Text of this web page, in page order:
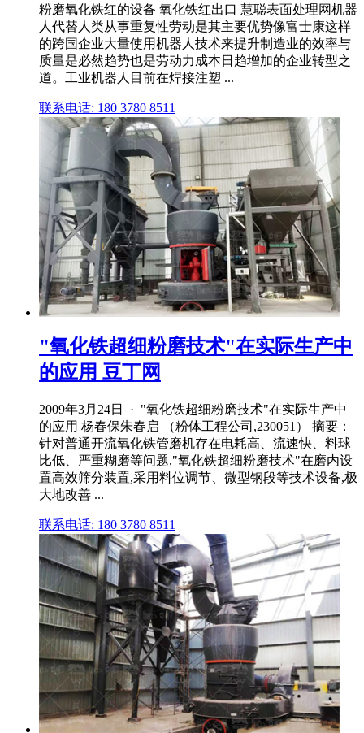
粉磨氧化铁红的设备 氧化铁红出口 慧聪表面处理网机器
人代替人类从事重复性劳动是其主要优势像富士康这样
的跨国企业大量使用机器人技术来提升制造业的效率与
质量是必然趋势也是劳动力成本日趋增加的企业转型之
道。工业机器人目前在焊接注塑 ...
联系电话: 180 3780 8511
"氧化铁超细粉磨技术"在实际生产中
的应用 豆丁网
2009年3月24日 · "氧化铁超细粉磨技术"在实际生产中
的应用 杨春保朱春启 （粉体工程公司,230051） 摘要：
针对普通开流氧化铁管磨机存在电耗高、流速快、料球
比低、严重糊磨等问题,"氧化铁超细粉磨技术"在磨内设
置高效筛分装置,采用料位调节、微型钢段等技术设备,极
大地改善 ...
联系电话: 180 3780 8511